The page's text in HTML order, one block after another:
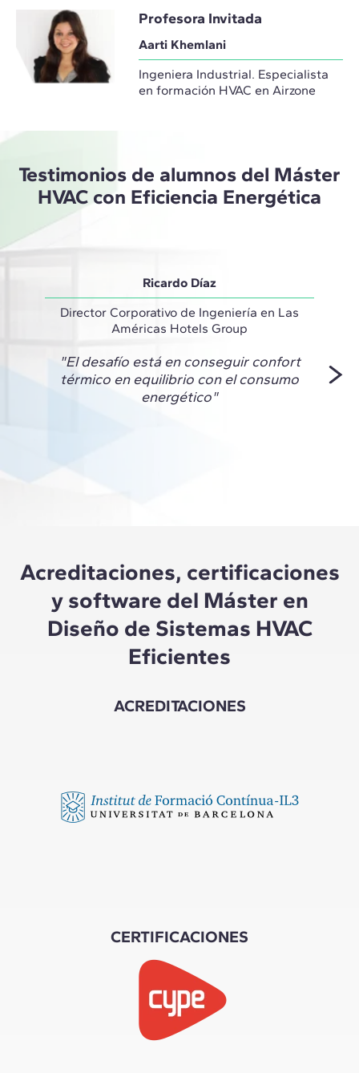
Profesora Invitada
Aarti Khemlani
Ingeniera Industrial. Especialista
en formación HVAC en Airzone
Testimonios de alumnos del Máster
HVAC con Eficiencia Energética
Ricardo Díaz
Director Corporativo de Ingeniería en Las
Américas Hotels Group
"El desafío está en conseguir confort
térmico en equilibrio con el consumo
energético"
en
Acreditaciones, certificaciones
y software del Máster en
Diseño de Sistemas HVAC
Eficientes
ACREDITACIONES
CERTIFICACIONES